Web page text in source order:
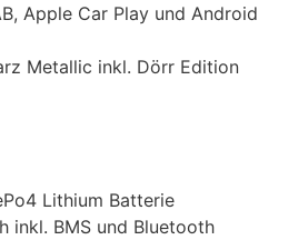
Apple Car Play und Android
Metallic inkl. Dörr Edition
Lithium Batterie
inkl. BMS und Bluetooth